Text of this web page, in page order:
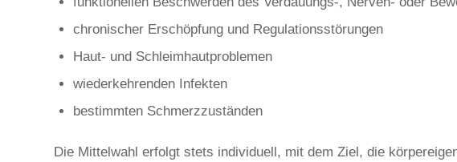
chronischer Erschöpfung und Regulationsstörungen
Haut- und Schleimhautproblemen
wiederkehrenden Infekten
bestimmten Schmerzzuständen
Die Mittelwahl erfolgt stets individuell, mit dem Ziel, die